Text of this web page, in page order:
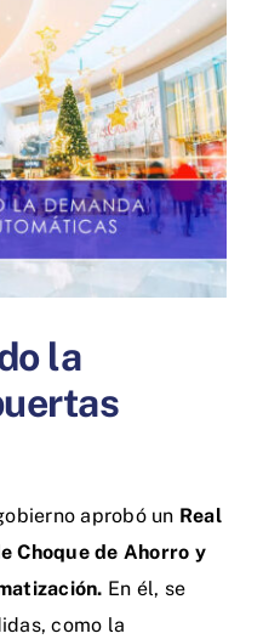
la
aprobó un Real
Choque de Ahorro y
. En él, se
como la